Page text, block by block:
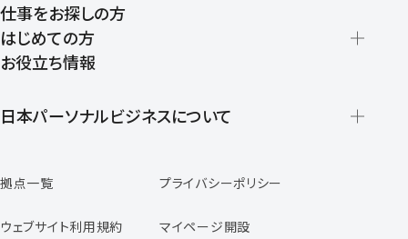
仕事をお探しの方
はじめての方
登録から就業開始までの流れ
お役立ち情報
日本パーソナルビジネスについて
スタッフの声
専任コンサルタントの声
拠点一覧 プライバシーポリシー
ウェブサイト利用規約 マイページ開設